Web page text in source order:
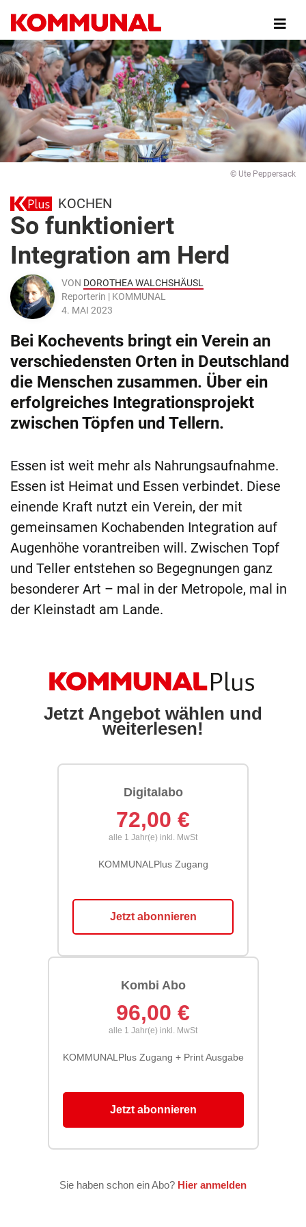
zum
Inhalt
© Ute Peppersack
KOCHEN
So funktioniert
Integration am Herd
VON DOROTHEA WALCHSHÄUSL
Reporterin | KOMMUNAL
4. MAI 2023
Bei Kochevents bringt ein Verein an
verschiedensten Orten in Deutschland
die Menschen zusammen. Über ein
erfolgreiches Integrationsprojekt
zwischen Töpfen und Tellern.
Essen ist weit mehr als Nahrungsaufnahme.
Essen ist Heimat und Essen verbindet. Diese
einende Kraft nutzt ein Verein, der mit
gemeinsamen Kochabenden Integration auf
Augenhöhe vorantreiben will. Zwischen Topf
und Teller entstehen so Begegnungen ganz
besonderer Art – mal in der Metropole, mal in
der Kleinstadt am Lande.